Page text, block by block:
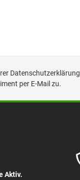
Datenschutzerklärung
per E-Mail zu.
Aktiv.